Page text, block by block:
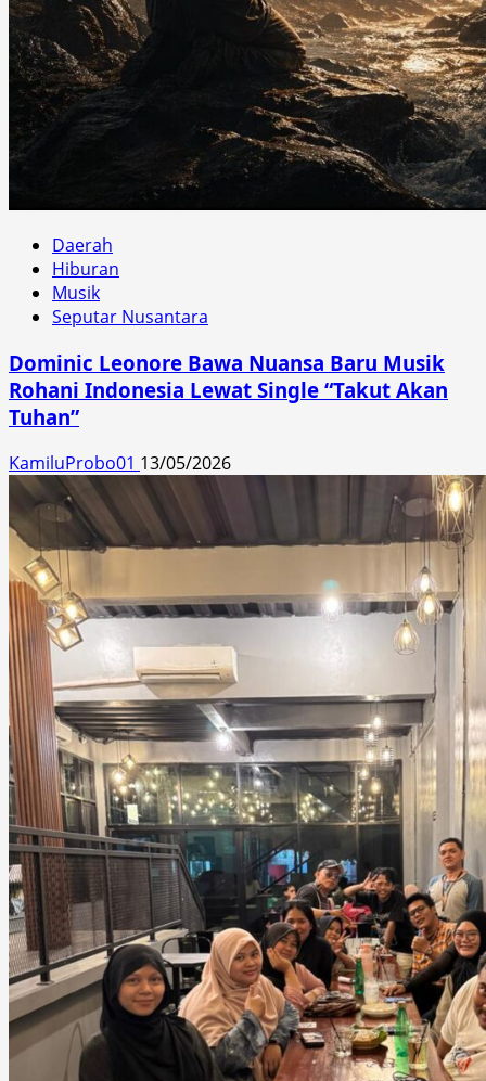
Daerah
Hiburan
Musik
Seputar Nusantara
Dominic Leonore Bawa Nuansa Baru Musik
Rohani Indonesia Lewat Single “Takut Akan
Tuhan”
KamiluProbo01 13/05/2026